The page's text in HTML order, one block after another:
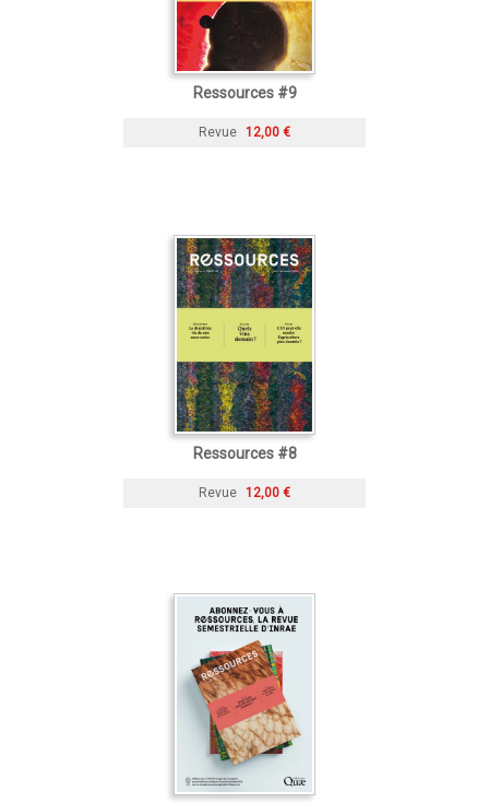
Ressources #9
Revue 12,00 €
Ressources #8
Revue 12,00 €